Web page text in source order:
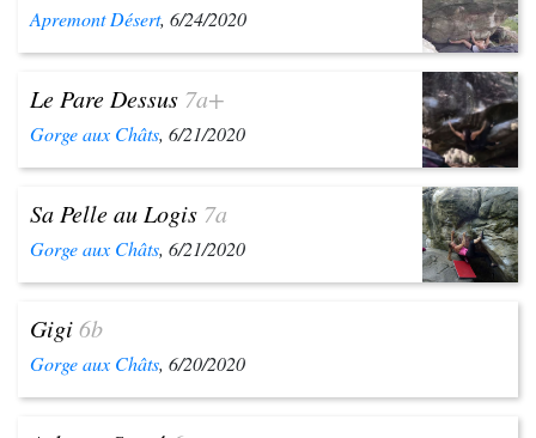
Apremont Désert, 6/24/2020
Le Pare Dessus 7a+
Gorge aux Châts, 6/21/2020
Sa Pelle au Logis 7a
Gorge aux Châts, 6/21/2020
Gigi6b
Gorge aux Châts, 6/20/2020